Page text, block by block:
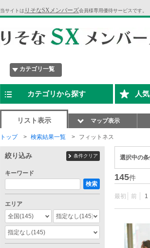
当サイトは りそなSXメンバーズ会員様専用優待サービスです。
カテゴリ一覧
カテゴリから探す 人
リスト表示 マップ表示
トップ 検索結果一覧 フィットネス
選択中の条
145件
最初 前 1
絞り込み 条件クリア
キーワード
検索
エリア
全国(145) 指定なし(145)
指定なし(145)